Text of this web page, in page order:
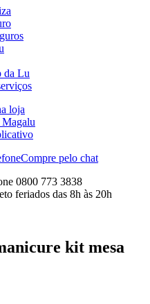
da Lu
loja
Compre pelo chat
0800 773 3838
feriados das 8h às 20h
kit mesa